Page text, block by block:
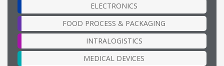
ELECTRONICS
FOOD PROCESS & PACKAGING
INTRALOGISTICS
MEDICAL DEVICES